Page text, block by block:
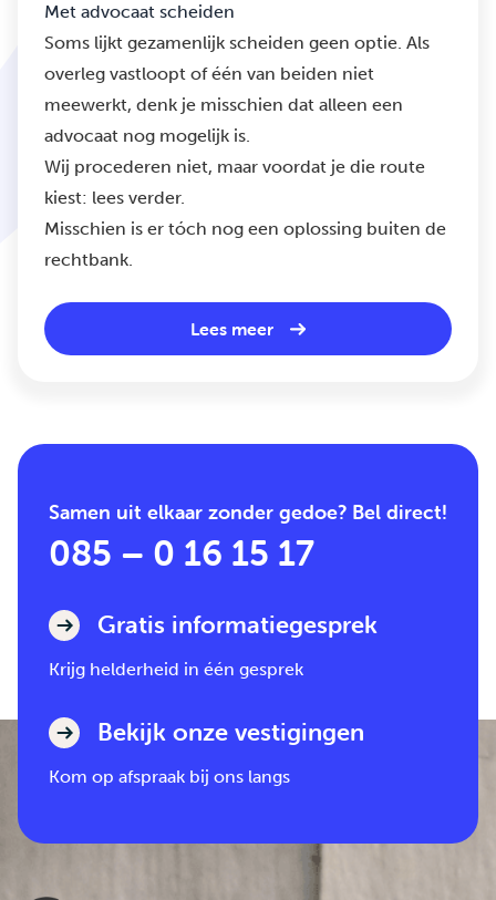
Met advocaat scheiden
Soms lijkt gezamenlijk scheiden geen optie. Als
overleg vastloopt of één van beiden niet
meewerkt, denk je misschien dat alleen een
advocaat nog mogelijk is.
Wij procederen niet, maar voordat je die route
kiest: lees verder.
Misschien is er tóch nog een oplossing buiten de
rechtbank.
Lees meer
Samen uit elkaar zonder gedoe? Bel direct!
085 – 0 16 15 17
Gratis informatiegesprek
Krijg helderheid in één gesprek
Bekijk onze vestigingen
Kom op afspraak bij ons langs